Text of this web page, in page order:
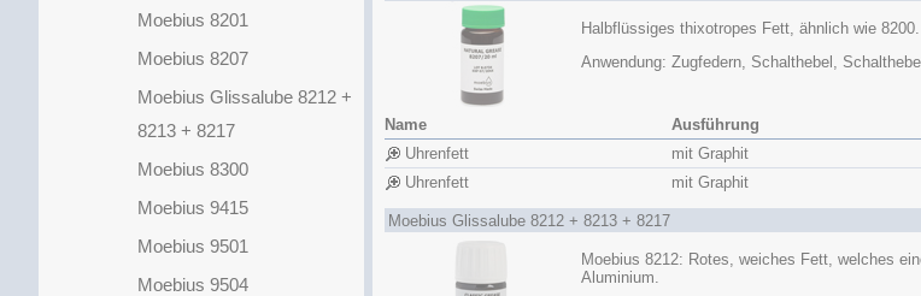
Moebius 8201
Moebius 8207
Moebius Glissalube 8212 +
8213 + 8217
Moebius 8300
Moebius 9415
Moebius 9501
Moebius 9504
Halbflüssiges thixotropes Fett, ähnlich wie
Anwendung: Zugfedern, Schalthebel,
Name Ausführung
Uhrenfett
mit Graphit
Uhrenfett
mit Graphit
Moebius Glissalube 8212 + 8213 + 8217
Moebius 8212: Rotes, weiches Fett, welches
Aluminium.